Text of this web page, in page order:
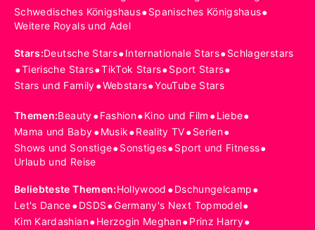
Schwedisches Königshaus•Spanisches Königshaus•
Weitere Royals und Adel
Stars:Deutsche Stars•Internationale Stars•Schlagerstars
•Tierische Stars•TikTok Stars•Sport Stars•
Stars und Family•Webstars•YouTube Stars
Themen:Beauty•Fashion•Kino und Film •Liebe•
Mama und Baby•Musik•Reality TV•Serien•
Shows und Sonstige•Sonstiges•Sport und Fitness•
Urlaub und Reise
Beliebteste Themen:Hollywood •Dschungelcamp•
Let's Dance•DSDS•Germany's Next Topmodel•
Kim Kardashian•Herzogin Meghan•Prinz Harry•